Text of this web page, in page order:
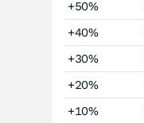
+50%
+40%
+30%
+20%
+10%